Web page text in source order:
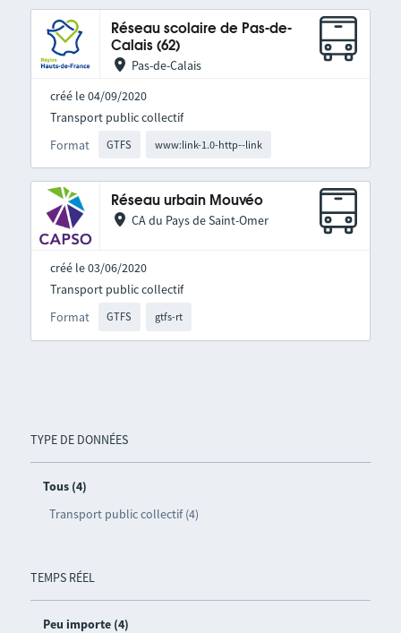
TYPE DE DONNÉES
Tous (4)
Transport public collectif (4)
TEMPS RÉEL
Peu importe (4)
Réseau scolaire de Pas-de-
Calais (62)
Pas-de-Calais
créé le 04/09/2020
Format GTFS www:link-1.0-http--link
Transport public collectif
Réseau urbain Mouvéo
CA du Pays de Saint-Omer
créé le 03/06/2020
Format GTFS gtfs-rt
Transport public collectif